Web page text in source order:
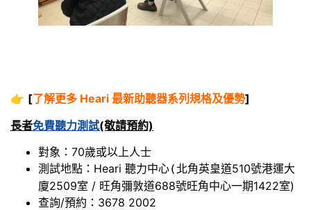
👉 [了解更多 Heari 最新助聽器系列規格及優勢]
長者免費聽力測試(敬請預約)
對象：70歲或以上人士
測試地點：Heari 聽力中心( 北角英皇道510號港運大
廈2509室 / 旺角彌敦道688號旺角中心一期1422室)
查詢/預約：3678 2002